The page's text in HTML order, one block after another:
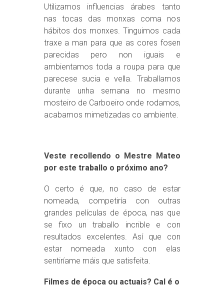
Utilizamos influencias árabes tanto
nas tocas das monxas coma nos
hábitos dos monxes. Tinguimos cada
traxe a man para que as cores fosen
parecidas pero non iguais e
ambientamos toda a roupa para que
parecese sucia e vella. Traballamos
durante unha semana no mesmo
mosteiro de Carboeiro onde rodamos,
acabamos mimetizadas co ambiente.
Veste recollendo o Mestre Mateo
por este traballo o próximo ano?
O certo é que, no caso de estar
nomeada, competiría con outras
grandes películas de época, nas que
se fixo un traballo incrible e con
resultados excelentes. Así que con
estar nomeada xunto con elas
sentiríame máis que satisfeita.
Filmes de época ou actuais? Cal é o